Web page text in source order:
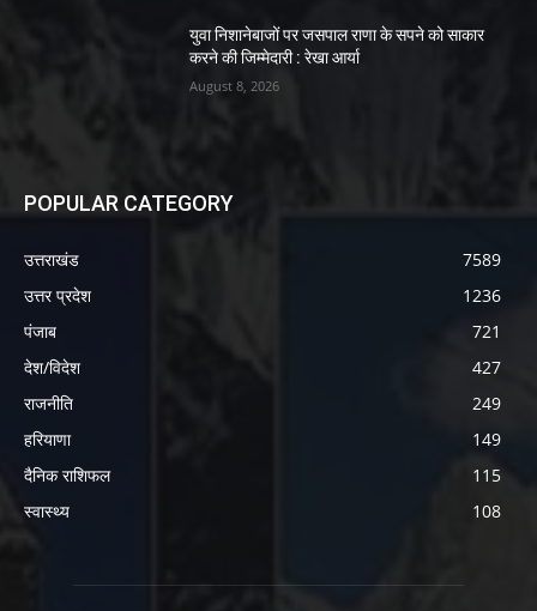
युवा निशानेबाजों पर जसपाल राणा के सपने को साकार
करने की जिम्मेदारी : रेखा आर्या
August 8, 2026
POPULAR CATEGORY
उत्तराखंड
7589
उत्तर प्रदेश
1236
पंजाब
721
देश/विदेश
427
राजनीति
249
हरियाणा
149
दैनिक राशिफल
115
स्वास्थ्य
108